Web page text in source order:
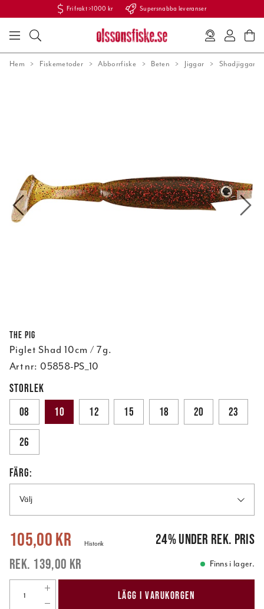
Fri frakt >1000 kr Supersnabba leveranser
Hem Fiskemetoder Abborrfiske Beten Jiggar Shadjiggar
The Pig
Piglet Shad 10cm / 7g.
Art nr: 05858-PS_10
STORLEK
08
10 12 15 18 20 23
26
FÄRG:
Välj
Nuvarande pris:105,00 kr 139,00 kr
105,00 kr
139,00 kr
Historik 24%under rek. pris
Finns i lager.
LÄGG I VARUKORGEN